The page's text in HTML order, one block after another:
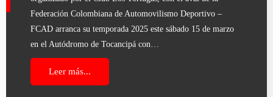
Federación Colombiana de Automovilismo Deportivo –
FCAD arranca su temporada 2025 este sábado 15 de marzo
en el Autódromo de Tocancipá con…
Leer más...